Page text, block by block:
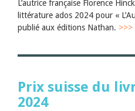
L’autrice française Florence
littérature ados 2024 pour «
publié aux éditions Nathan. >>>
Prix suisse du
2024